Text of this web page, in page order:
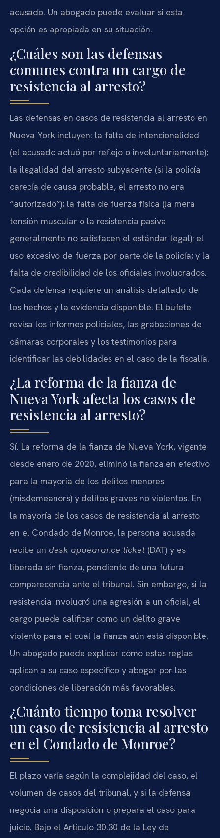
acusado. Un abogado puede evaluar si esta
opción es apropiada en su situación.
¿Cuáles son las defensas
comunes contra un cargo de
resistencia al arresto?
Las defensas en casos de resistencia al arresto en
Nueva York incluyen: la falta de intencionalidad
(el acusado actuó por reflejo o involuntariamente);
la ilegalidad del arresto subyacente (si la policía
carecía de causa probable, el arresto no era
“autorizado”); la falta de fuerza física (la mera
tensión muscular o la resistencia pasiva
generalmente no satisfacen el estándar legal); el
uso excesivo de fuerza por parte de la policía; y la
falta de credibilidad de los oficiales involucrados.
Cada defensa requiere un análisis detallado de
los hechos y la evidencia disponible. El bufete
revisa los informes policiales, las grabaciones de
cámaras corporales y los testimonios para
identificar las debilidades en el caso de la fiscalía.
¿La reforma de la fianza de
Nueva York afecta los casos de
resistencia al arresto?
Sí. La reforma de la fianza de Nueva York, vigente
desde enero de 2020, eliminó la fianza en efectivo
para la mayoría de los delitos menores
(misdemeanors) y delitos graves no violentos. En
la mayoría de los casos de resistencia al arresto
en el Condado de Monroe, la persona acusada
recibe un desk appearance ticket(DAT) y es
liberada sin fianza, pendiente de una futura
comparecencia ante el tribunal. Sin embargo, si la
resistencia involucró una agresión a un oficial, el
cargo puede calificar como un delito grave
violento para el cual la fianza aún está disponible.
Un abogado puede explicar cómo estas reglas
aplican a su caso específico y abogar por las
condiciones de liberación más favorables.
¿Cuánto tiempo toma resolver
un caso de resistencia al arresto
en el Condado de Monroe?
El plazo varía según la complejidad del caso, el
volumen de casos del tribunal, y si la defensa
negocia una disposición o prepara el caso para
juicio. Bajo el Artículo 30.30 de la Ley de